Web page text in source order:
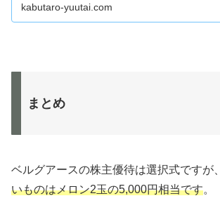
kabutaro-yuutai.com
まとめ
ベルグアースの株主優待は選択式ですが、
いものはメロン2玉の5,000円相当です。